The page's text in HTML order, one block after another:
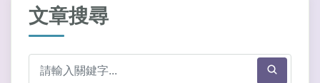
文章搜尋